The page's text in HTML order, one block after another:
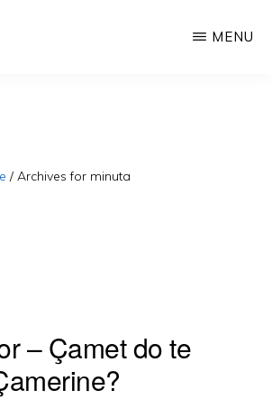
MENU
/ Archives for minuta
– Çamet do te